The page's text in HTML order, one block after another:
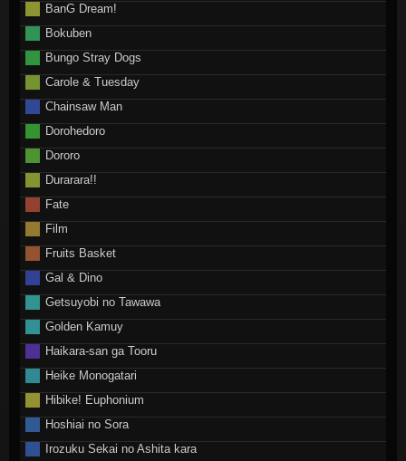
BanG Dream!
Bokuben
Bungo Stray Dogs
Carole & Tuesday
Chainsaw Man
Dorohedoro
Dororo
Durarara!!
Fate
Film
Fruits Basket
Gal & Dino
Getsuyobi no Tawawa
Golden Kamuy
Haikara-san ga Tooru
Heike Monogatari
Hibike! Euphonium
Hoshiai no Sora
Irozuku Sekai no Ashita kara